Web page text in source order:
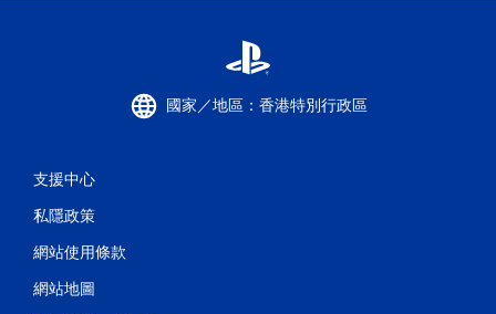
國家／地區：香港特別行政區
支援中心
私隱政策
網站使用條款
網站地圖